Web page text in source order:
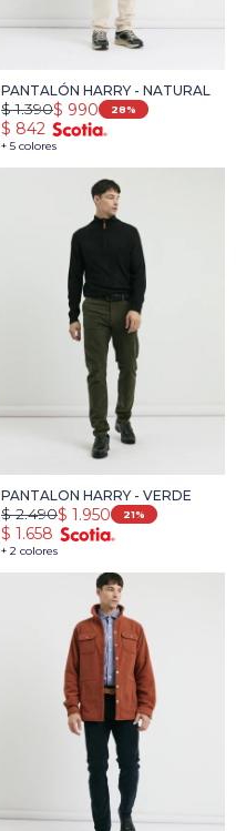
PANTALÓN HARRY - NATURAL
+ 5 colores
$ 990
$ 1.390 28
$ 842
PANTALON HARRY - VERDE
+ 2 colores
$ 1.950
$ 2.490 21
$ 1.658